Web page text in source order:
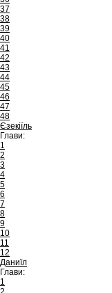
37
38
39
40
41
42
43
44
45
46
47
48
Єзекіїль
Глави:
1
2
3
4
5
6
7
8
9
10
11
12
Даниїл
Глави:
1